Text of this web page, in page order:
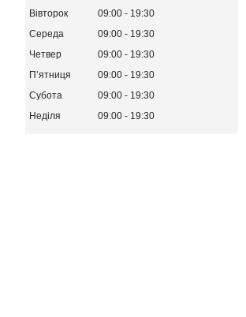
Вівторок
09:00
19:30
Середа
09:00
19:30
Четвер
09:00
19:30
Пʼятниця
09:00
19:30
Субота
09:00
19:30
Неділя
09:00 19:30